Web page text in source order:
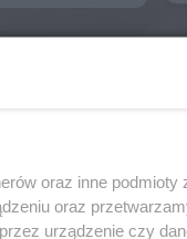
33
oraz inne
oraz
urządzenie czy